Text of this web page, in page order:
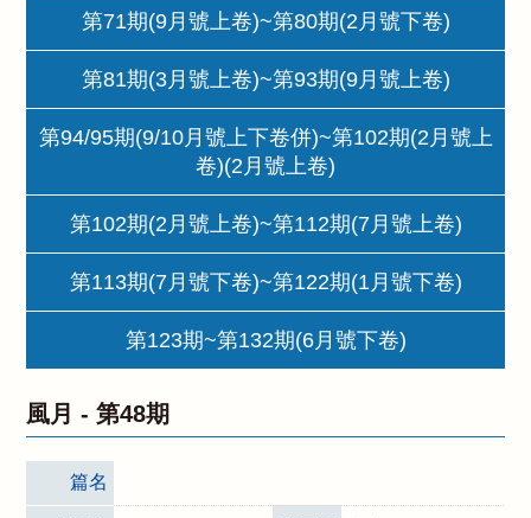
第71期(9月號上卷)~第80期(2月號下卷)
第81期(3月號上卷)~第93期(9月號上卷)
第94/95期(9/10月號上下卷併)~第102期(2月號上
卷)(2月號上卷)
第102期(2月號上卷)~第112期(7月號上卷)
第113期(7月號下卷)~第122期(1月號下卷)
第123期~第132期(6月號下卷)
風月 -第48期
篇名